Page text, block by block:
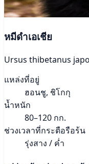
หมีดำเอเชีย
Ursus thibetanus
แหล่งที่อยู่
ฮอนชู, ชิโกกุ
น้ำหนัก
80–120 กก.
ช่วงเวลาที่กระตือรือร้น
รุ่งสาง / ค่ำ